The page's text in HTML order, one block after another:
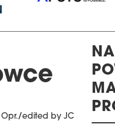
Opr./edited by JC